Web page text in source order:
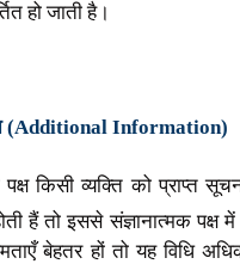
हो जाती है।
(Additional Information)
पक्ष किसी व्यक्ति को प्राप्त
हैं तो इससे संज्ञानात्मक पक्ष
बेहतर हों तो यह विधि